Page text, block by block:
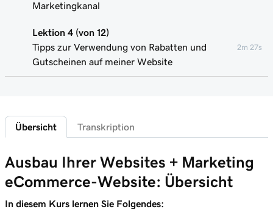
Marketingkanal
Lektion 4 (von 12)
Tipps zur Verwendung von Rabatten und
Gutscheinen auf meiner Website
2m 27s
Online-Shop
Fügen Sie Produkte zu meiner Website +
2m 47s
Lektion 7 (von 12)
Übersicht Transkription
Ausbau Ihrer Websites + Marketing
eCommerce-Website: Übersicht
In diesem Kurs lernen Sie Folgendes: